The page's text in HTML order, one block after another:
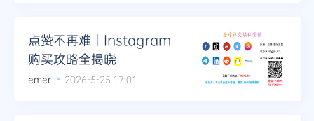
点赞不再难｜Instagram
购买攻略全揭晓
emer 2026-5-25 17:01